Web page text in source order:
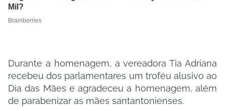
Durante a homenagem, a vereadora Tia Adriana
recebeu dos parlamentares um troféu alusivo ao
Dia das Mães e agradeceu a homenagem, além
de parabenizar as mães santantonienses.